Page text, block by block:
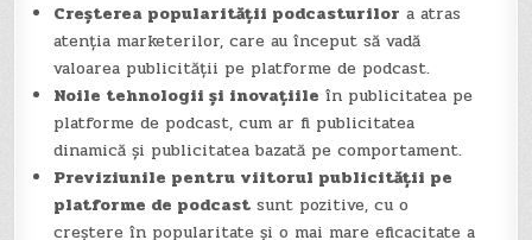
Creșterea popularității podcasturilor a atras
atenția marketerilor, care au început să vadă
valoarea publicității pe platforme de podcast.
Noile tehnologii și inovațiile în publicitatea pe
platforme de podcast, cum ar fi publicitatea
dinamică și publicitatea bazată pe comportament.
Previziunile pentru viitorul publicității pe
platforme de podcast sunt pozitive, cu o
creștere în popularitate și o mai mare eficacitate a